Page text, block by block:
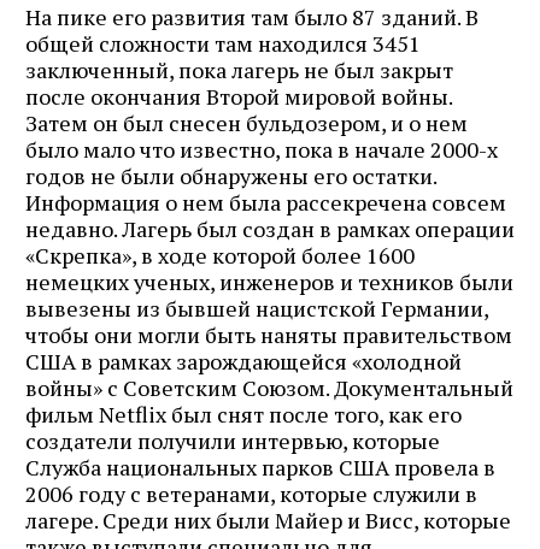
На пике его развития там было 87 зданий. В
общей сложности там находился 3451
заключенный, пока лагерь не был закрыт
после окончания Второй мировой войны.
Затем он был снесен бульдозером, и о нем
было мало что известно, пока в начале 2000-х
годов не были обнаружены его остатки.
Информация о нем была рассекречена совсем
недавно. Лагерь был создан в рамках операции
«Скрепка», в ходе которой более 1600
немецких ученых, инженеров и техников были
вывезены из бывшей нацистской Германии,
чтобы они могли быть наняты правительством
США в рамках зарождающейся «холодной
войны» с Советским Союзом. Документальный
фильм Netflix был снят после того, как его
создатели получили интервью, которые
Служба национальных парков США провела в
2006 году с ветеранами, которые служили в
лагере. Среди них были Майер и Висс, которые